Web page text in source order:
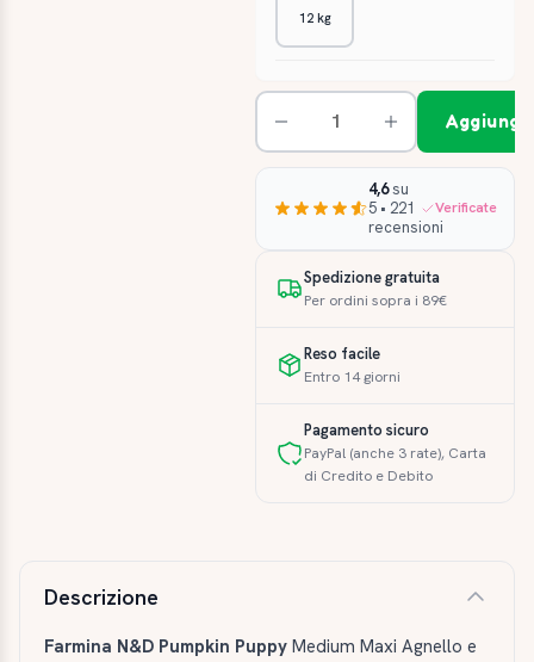
12 kg
4,6su
5 • 221
recensioni
Verificate
Spedizione gratuita
Per ordini sopra i 89€
Reso facile
Entro 14 giorni
Pagamento sicuro
PayPal (anche 3 rate), Carta
di Credito e Debito
Descrizione
Farmina N&D Pumpkin Puppy Medium Maxi Agnello e